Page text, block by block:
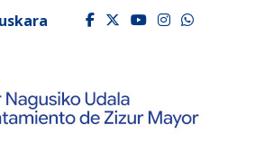
de
facebook
twitter
youtube